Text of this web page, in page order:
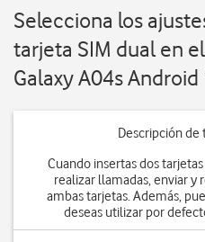
Selecciona los
tarjeta SIM dual en
Galaxy A04s Android
Descripción de
Cuando insertas dos
realizar llamadas, enviar y
ambas tarjetas. Además,
deseas utilizar por